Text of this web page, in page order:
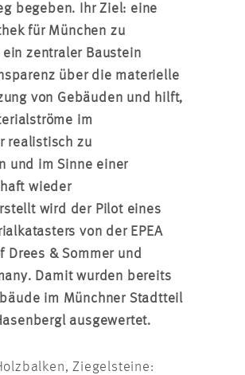
begeben. Ihr Ziel: eine
für München zu
zentraler Baustein
über die materielle
von Gebäuden und hilft,
im
realistisch zu
und im Sinne einer
wieder
wird der Pilot eines
von der EPEA
Drees & Sommer und
Damit wurden bereits
im Münchner Stadtteil
ausgewertet.
Ziegelsteine: